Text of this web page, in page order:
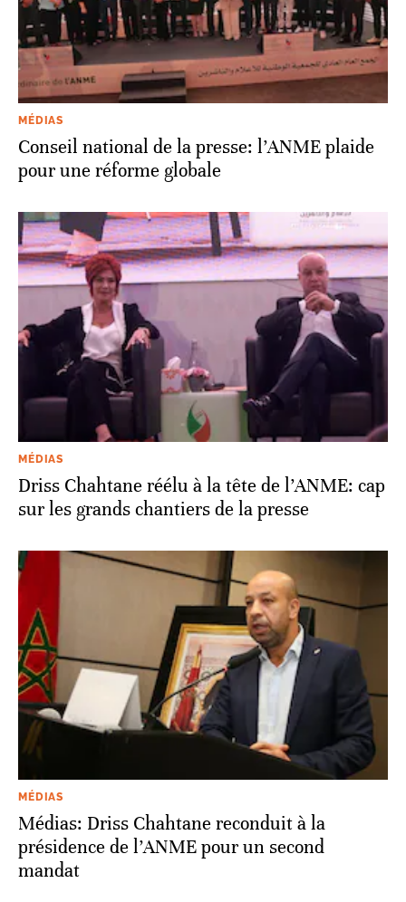
MÉDIAS
Conseil national de la presse: l’ANME plaide
pour une réforme globale
MÉDIAS
Driss Chahtane réélu à la tête de l’ANME: cap
sur les grands chantiers de la presse
MÉDIAS
Médias: Driss Chahtane reconduit à la
présidence de l’ANME pour un second
mandat